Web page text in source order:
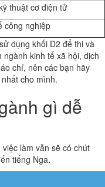
thuật cơ điện tử
công nghiệp
dụng khối D2 để thi và
kinh tế xã hội, dịch
chí, nên các bạn hãy
cho mình.
gì dễ
làm vẫn sẽ có chút
tiếng Nga.